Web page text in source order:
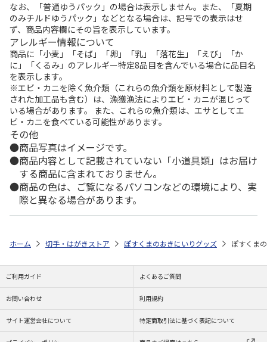
なお、「普通ゆうパック」の場合は表示しません。また、「夏期
のみチルドゆうパック」などとなる場合は、記号での表示はせ
ず、商品内容欄にその旨を表示しています。
アレルギー情報について
商品に「小麦」「そば」「卵」「乳」「落花生」「えび」「か
に」「くるみ」のアレルギー特定8品目を含んでいる場合に品目名
を表示します。
※エビ・カニを除く魚介類（これらの魚介類を原材料として製造
された加工品も含む）は、漁獲漁法によりエビ・カニが混じって
いる場合があります。 また、これらの魚介類は、エサとしてエ
ビ・カニを食べている可能性があります。
その他
商品写真はイメージです。
商品内容として記載されていない「小道具類」はお届け
する商品に含まれておりません。
商品の色は、ご覧になるパソコンなどの環境により、実
際と異なる場合があります。
ホーム 切手・はがきストア ぽすくまのおきにいりグッズ ぽすくま
ご利用ガイド よくあるご質問
お問い合わせ 利用規約
サイト運営会社について 特定商取引法に基づく表記について